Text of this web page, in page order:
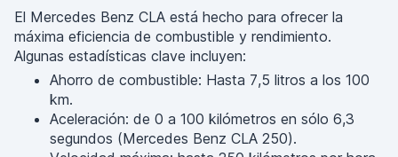
El Mercedes Benz CLA está hecho para ofrecer la
máxima eficiencia de combustible y rendimiento.
Algunas estadísticas clave incluyen:
Ahorro de combustible: Hasta 7,5 litros a los 100
km.
Aceleración: de 0 a 100 kilómetros en sólo 6,3
segundos (Mercedes Benz CLA 250).